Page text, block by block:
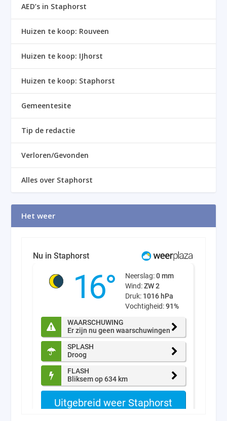
AED’s in Staphorst
Huizen te koop: Rouveen
Huizen te koop: IJhorst
Huizen te koop: Staphorst
Gemeentesite
Tip de redactie
Verloren/Gevonden
Alles over Staphorst
Het weer